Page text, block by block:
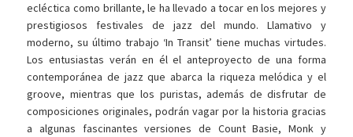
ecléctica como brillante, le ha llevado a tocar en los mejores y
prestigiosos festivales de jazz del mundo. Llamativo y
moderno, su último trabajo ‘In Transit’ tiene muchas virtudes.
Los entusiastas verán en él el anteproyecto de una forma
contemporánea de jazz que abarca la riqueza melódica y el
groove, mientras que los puristas, además de disfrutar de
composiciones originales, podrán vagar por la historia gracias
a algunas fascinantes versiones de Count Basie, Monk y